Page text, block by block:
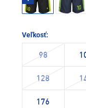
Veľkosť:
98
128
176